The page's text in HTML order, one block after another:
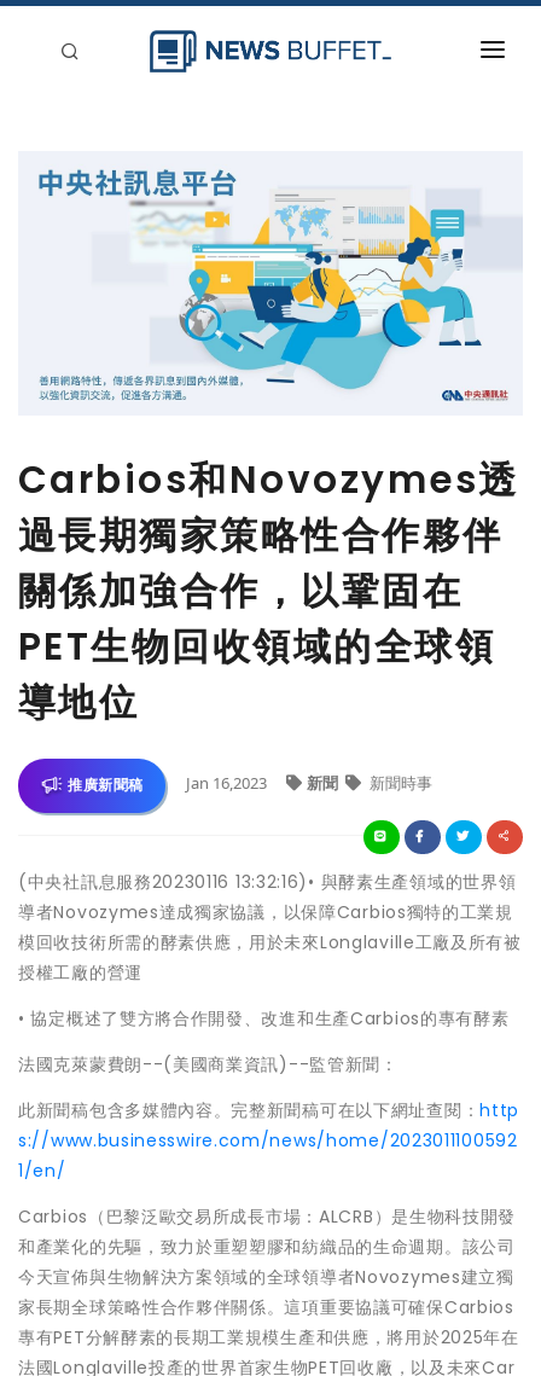
Carbios和Novozymes透
過長期獨家策略性合作夥伴
關係加強合作，以鞏固在
PET生物回收領域的全球領
導地位
推廣新聞稿 Jan 16,2023 新聞 新聞時事
(中央社訊息服務20230116 13:32:16)• 與酵素生產領域的世界領
導者Novozymes達成獨家協議，以保障Carbios獨特的工業規
模回收技術所需的酵素供應，用於未來Longlaville工廠及所有被
授權工廠的營運
• 協定概述了雙方將合作開發、改進和生產Carbios的專有酵素
法國克萊蒙費朗--(美國商業資訊)--監管新聞：
此新聞稿包含多媒體內容。完整新聞稿可在以下網址查閱：http
s://www.businesswire.com/news/home/2023011100592
1/en/
Carbios（巴黎泛歐交易所成長市場：ALCRB）是生物科技開發
和產業化的先驅，致力於重塑塑膠和紡織品的生命週期。該公司
今天宣佈與生物解決方案領域的全球領導者Novozymes建立獨
家長期全球策略性合作夥伴關係。這項重要協議可確保Carbios
專有PET分解酵素的長期工業規模生產和供應，將用於2025年在
法國Longlaville投產的世界首家生物PET回收廠，以及未來Car